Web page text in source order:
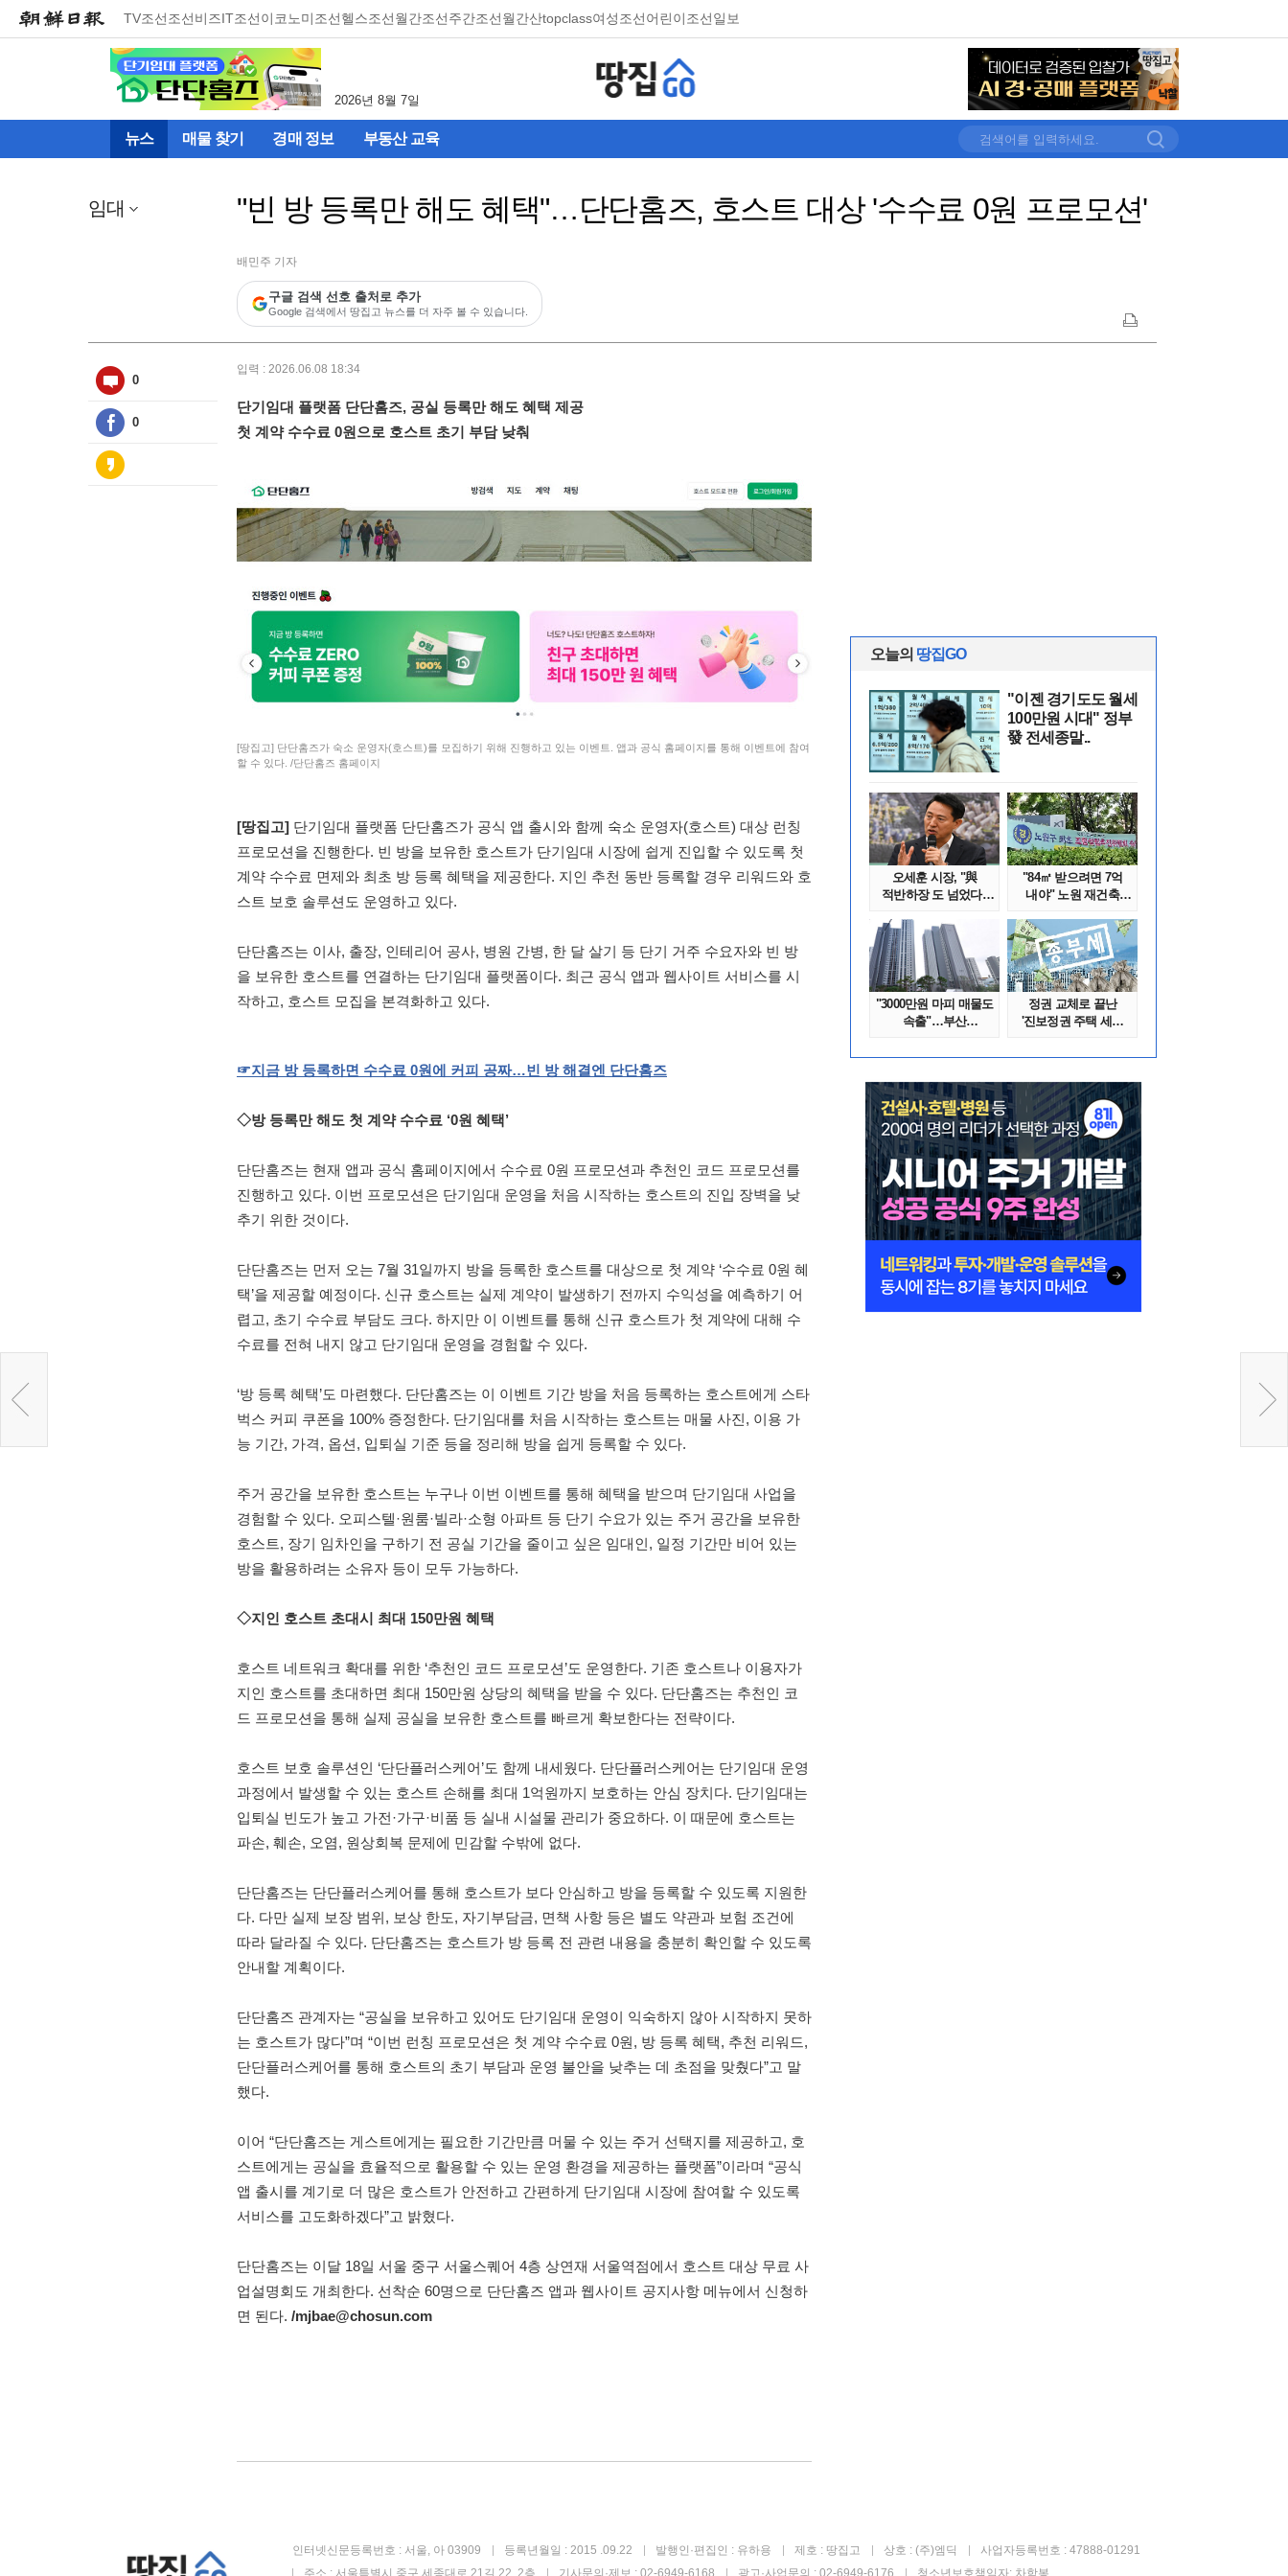
TV조선조선비즈IT조선이코노미조선헬스조선월간조선주간조선월간산topclass여성조선어린이조선일보
2026년 8월 7일
뉴스 매물 찾기 경매 정보 부동산 교육
임대 "빈 방 등록만 해도 혜택"…단단홈즈, 호스트 대상 '수수료 0원 프로모션'
배민주 기자
구글 검색 선호 출처로 추가
Google 검색에서 땅집고 뉴스를 더 자주 볼 수 있습니다.
0
0
입력 : 2026.06.08 18:34
단기임대 플랫폼 단단홈즈, 공실 등록만 해도 혜택 제공
첫 계약 수수료 0원으로 호스트 초기 부담 낮춰
[땅집고] 단단홈즈가 숙소 운영자(호스트)를 모집하기 위해 진행하고 있는 이벤트. 앱과 공식 홈페이지를 통해 이벤트에 참여
할 수 있다. /단단홈즈 홈페이지
[땅집고] 단기임대 플랫폼 단단홈즈가 공식 앱 출시와 함께 숙소 운영자(호스트) 대상 런칭
프로모션을 진행한다. 빈 방을 보유한 호스트가 단기임대 시장에 쉽게 진입할 수 있도록 첫
계약 수수료 면제와 최초 방 등록 혜택을 제공한다. 지인 추천 동반 등록할 경우 리워드와 호
스트 보호 솔루션도 운영하고 있다.
단단홈즈는 이사, 출장, 인테리어 공사, 병원 간병, 한 달 살기 등 단기 거주 수요자와 빈 방
을 보유한 호스트를 연결하는 단기임대 플랫폼이다. 최근 공식 앱과 웹사이트 서비스를 시
작하고, 호스트 모집을 본격화하고 있다.
☞지금 방 등록하면 수수료 0원에 커피 공짜…빈 방 해결엔 단단홈즈
◇방 등록만 해도 첫 계약 수수료 ‘0원 혜택’
단단홈즈는 현재 앱과 공식 홈페이지에서 수수료 0원 프로모션과 추천인 코드 프로모션를
진행하고 있다. 이번 프로모션은 단기임대 운영을 처음 시작하는 호스트의 진입 장벽을 낮
추기 위한 것이다.
단단홈즈는 먼저 오는 7월 31일까지 방을 등록한 호스트를 대상으로 첫 계약 ‘수수료 0원 혜
택’을 제공할 예정이다. 신규 호스트는 실제 계약이 발생하기 전까지 수익성을 예측하기 어
렵고, 초기 수수료 부담도 크다. 하지만 이 이벤트를 통해 신규 호스트가 첫 계약에 대해 수
수료를 전혀 내지 않고 단기임대 운영을 경험할 수 있다.
‘방 등록 혜택’도 마련했다. 단단홈즈는 이 이벤트 기간 방을 처음 등록하는 호스트에게 스타
벅스 커피 쿠폰을 100% 증정한다. 단기임대를 처음 시작하는 호스트는 매물 사진, 이용 가
능 기간, 가격, 옵션, 입퇴실 기준 등을 정리해 방을 쉽게 등록할 수 있다.
주거 공간을 보유한 호스트는 누구나 이번 이벤트를 통해 혜택을 받으며 단기임대 사업을
경험할 수 있다. 오피스텔·원룸·빌라·소형 아파트 등 단기 수요가 있는 주거 공간을 보유한
호스트, 장기 임차인을 구하기 전 공실 기간을 줄이고 싶은 임대인, 일정 기간만 비어 있는
방을 활용하려는 소유자 등이 모두 가능하다.
◇지인 호스트 초대시 최대 150만원 혜택
호스트 네트워크 확대를 위한 ‘추천인 코드 프로모션’도 운영한다. 기존 호스트나 이용자가
지인 호스트를 초대하면 최대 150만원 상당의 혜택을 받을 수 있다. 단단홈즈는 추천인 코
드 프로모션을 통해 실제 공실을 보유한 호스트를 빠르게 확보한다는 전략이다.
호스트 보호 솔루션인 ‘단단플러스케어’도 함께 내세웠다. 단단플러스케어는 단기임대 운영
과정에서 발생할 수 있는 호스트 손해를 최대 1억원까지 보호하는 안심 장치다. 단기임대는
입퇴실 빈도가 높고 가전·가구·비품 등 실내 시설물 관리가 중요하다. 이 때문에 호스트는
파손, 훼손, 오염, 원상회복 문제에 민감할 수밖에 없다.
단단홈즈는 단단플러스케어를 통해 호스트가 보다 안심하고 방을 등록할 수 있도록 지원한
다. 다만 실제 보장 범위, 보상 한도, 자기부담금, 면책 사항 등은 별도 약관과 보험 조건에
따라 달라질 수 있다. 단단홈즈는 호스트가 방 등록 전 관련 내용을 충분히 확인할 수 있도록
안내할 계획이다.
단단홈즈 관계자는 “공실을 보유하고 있어도 단기임대 운영이 익숙하지 않아 시작하지 못하
는 호스트가 많다”며 “이번 런칭 프로모션은 첫 계약 수수료 0원, 방 등록 혜택, 추천 리워드,
단단플러스케어를 통해 호스트의 초기 부담과 운영 불안을 낮추는 데 초점을 맞췄다”고 말
했다.
이어 “단단홈즈는 게스트에게는 필요한 기간만큼 머물 수 있는 주거 선택지를 제공하고, 호
스트에게는 공실을 효율적으로 활용할 수 있는 운영 환경을 제공하는 플랫폼”이라며 “공식
앱 출시를 계기로 더 많은 호스트가 안전하고 간편하게 단기임대 시장에 참여할 수 있도록
서비스를 고도화하겠다”고 밝혔다.
단단홈즈는 이달 18일 서울 중구 서울스퀘어 4층 상연재 서울역점에서 호스트 대상 무료 사
업설명회도 개최한다. 선착순 60명으로 단단홈즈 앱과 웹사이트 공지사항 메뉴에서 신청하
면 된다. /mjbae@chosun.com
오늘의 땅집GO
"이젠 경기도도 월세
100만원 시대" 정부
發 전세종말..
오세훈 시장, "與
적반하장 도 넘었다"
"84㎡ 받으려면 7억
내야" 노원 재건축
"3000만원 마피 매물도
속출"…부산
정권 교체로 끝난
'진보정권 주택 세금
인터넷신문등록번호 : 서울, 아 03909 등록년월일 : 2015 .09.22 발행인·편집인 : 유하용 제호 : 땅집고 상호 : (주)엠딕
사업자등록번호 : 47888-01291
주소 : 서울특별시 중구 세종대로 21길 22, 2층
기사문의·제보 : 02-6949-6168 광고·사업문의 : 02-6949-6176 청소년보호책임자: 차학봉